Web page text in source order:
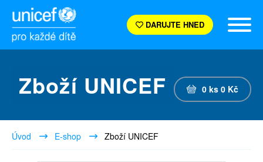
DARUJTE HNED
Zboží UNICEF 0 ks 0 Kč
Úvod E-shop Zboží UNICEF